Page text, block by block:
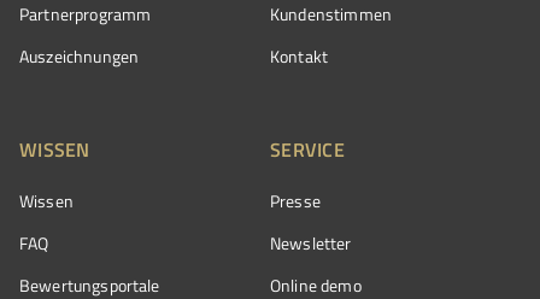
Partnerprogramm
Auszeichnungen
Kundenstimmen
Kontakt
WISSEN
Wissen
FAQ
Bewertungsportale
SERVICE
Presse
Newsletter
Online demo